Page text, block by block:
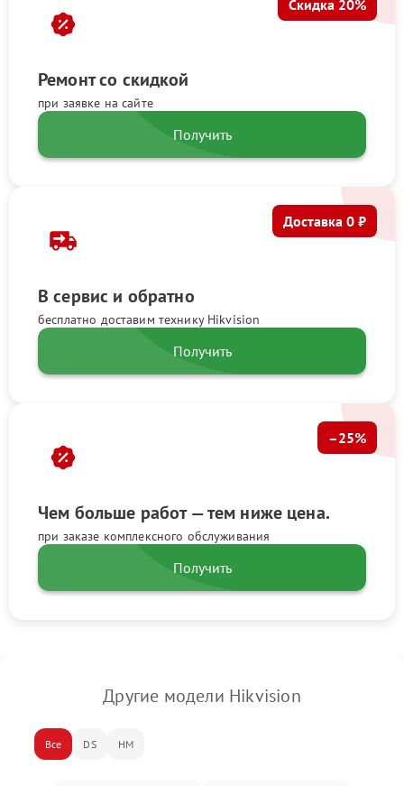
Ремонт со скидкой
при заявке на сайте
Скидка 20%
Получить
В сервис и обратно
бесплатно доставим технику Hikvision
Доставка 0 ₽
Получить
Чем больше работ — тем ниже цена.
при заказе комплексного обслуживания
–25%
Получить
Другие модели Hikvision
Все DS HM